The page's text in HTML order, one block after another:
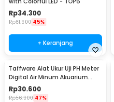
Rp34.300
Rp61.900 45%
+ Keranjang
Taffware Alat Ukur Uji PH Meter
Digital Air Minum Akuarium
Tester - PH02
Rp30.600
Rp56.900 47%